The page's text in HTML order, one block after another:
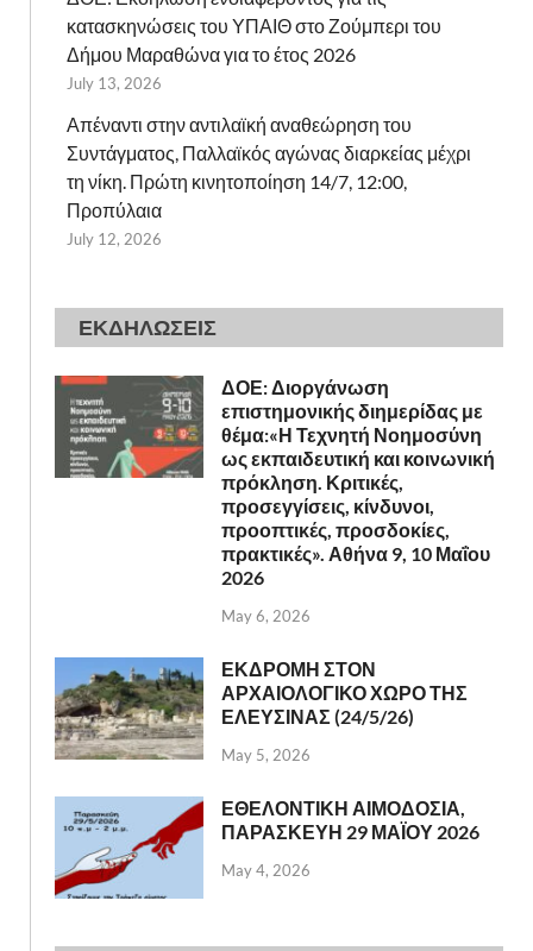
κατασκηνώσεις του ΥΠΑΙΘ στο Ζούμπερι του
Δήμου Μαραθώνα για το έτος 2026
July 13, 2026
Απέναντι στην αντιλαϊκή αναθεώρηση του
Συντάγματος, Παλλαϊκός αγώνας διαρκείας μέχρι
τη νίκη. Πρώτη κινητοποίηση 14/7, 12:00,
Προπύλαια
July 12, 2026
ΕΚΔΗΛΩΣΕΙΣ
ΔΟΕ: Διοργάνωση
επιστημονικής διημερίδας με
θέμα:«Η Τεχνητή Νοημοσύνη
ως εκπαιδευτική και κοινωνική
πρόκληση. Κριτικές,
προσεγγίσεις, κίνδυνοι,
προοπτικές, προσδοκίες,
πρακτικές». Αθήνα 9, 10 Μαΐου
2026
May 6, 2026
ΕΚΔΡΟΜΗ ΣΤΟΝ
ΑΡΧΑΙΟΛΟΓΙΚΟ ΧΩΡΟ ΤΗΣ
ΕΛΕΥΣΙΝΑΣ (24/5/26)
May 5, 2026
ΕΘΕΛΟΝΤΙΚΗ ΑΙΜΟΔΟΣΙΑ,
ΠΑΡΑΣΚΕΥΗ 29 ΜΑΪΟΥ 2026
May 4, 2026